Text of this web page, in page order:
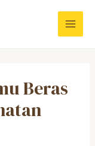
Beras